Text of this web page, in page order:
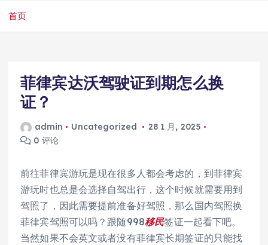
首页
菲律宾达沃驾驶证到期怎么换
证？
admin Uncategorized
28 1 月, 2025
0 评论
前往菲律宾游玩是现在很多人都会考虑的，到菲律宾
游玩时也总是会选择自驾出行，这个时候就需要用到
驾照了，因此需要提前准备好驾照，那么国内驾照换
菲律宾驾照可以吗？跟随998移民签证一起看下吧。
当然如果不会英文或者没有菲律宾长期签证的只能找